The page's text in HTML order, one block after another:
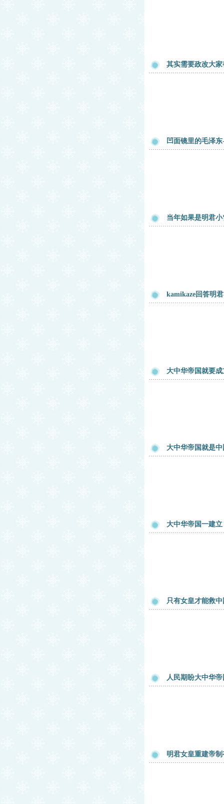
其实需要政改大
凹面镜里的毛泽
当年如果是明君
kamikaze回答明
大中华帝国就要
大中华帝国就是
大中华帝国一建
只有女皇才能救中
人民期盼大中华
明君女皇重建帝